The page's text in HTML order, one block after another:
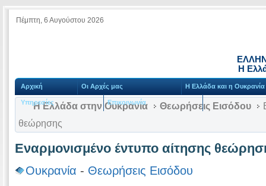
Πέμπτη, 6 Αυγούστου 2026
Η
Αρχική Οι Αρχές μας Η Ελλάδα και η Ουκρανία
Υπηρεσίες Επικοινωνία
Η Ελλάδα στην Ουκρανία Θεωρήσεις Εισόδου
θεώρησης
Εναρμονισμένο έντυπο αίτησης
Ουκρανία - Θεωρήσεις Εισόδου